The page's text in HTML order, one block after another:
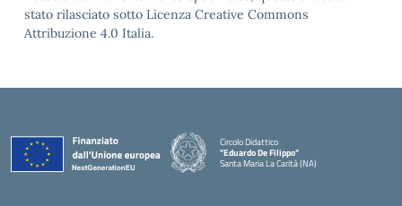
stato rilasciato sotto Licenza Creative Commons
Attribuzione 4.0 Italia.
Circolo Didattico
"Eduardo De Filippo"
Santa Maria La Carità (NA)